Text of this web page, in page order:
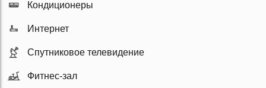
Кондиционеры
Интернет
Спутниковое телевидение
Фитнес-зал